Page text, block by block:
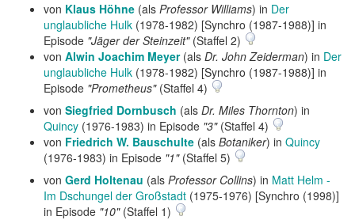
von Klaus Höhne (als Professor Williams) in Der
unglaubliche Hulk (1978-1982) [Synchro (1987-1988)] in
Episode "Jäger der Steinzeit"(Staffel 2)
von Alwin Joachim Meyer(als Dr. John Zeiderman) in Der
unglaubliche Hulk (1978-1982) [Synchro (1987-1988)] in
Episode "Prometheus"(Staffel 4)
von Siegfried Dornbusch (als Dr. Miles Thornton) in
Quincy (1976-1983) in Episode "3"(Staffel 4)
von Friedrich W. Bauschulte (als Botaniker) in Quincy
(1976-1983) in Episode "1"(Staffel 5)
von Gerd Holtenau (als Professor Collins) in Matt Helm -
Im Dschungel der Großstadt (1975-1976) [Synchro (1998)]
in Episode "10"(Staffel 1)